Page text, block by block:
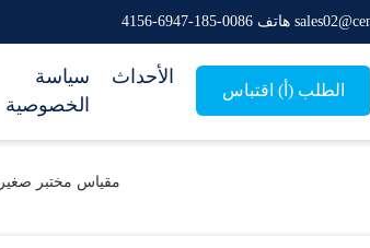
هاتف 0086-185-6947-4156
سياسة
الخصوصية
الأحداث
الطلب (أ) اقتباس
مقياس مختبر صغير 40 مللي عالي السرعة للطرد المركزي 5 مللي أنبوب بدون فرشاة